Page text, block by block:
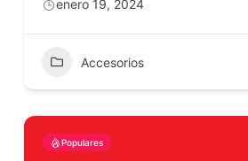
enero 19, 2024
Accesorios
Populares